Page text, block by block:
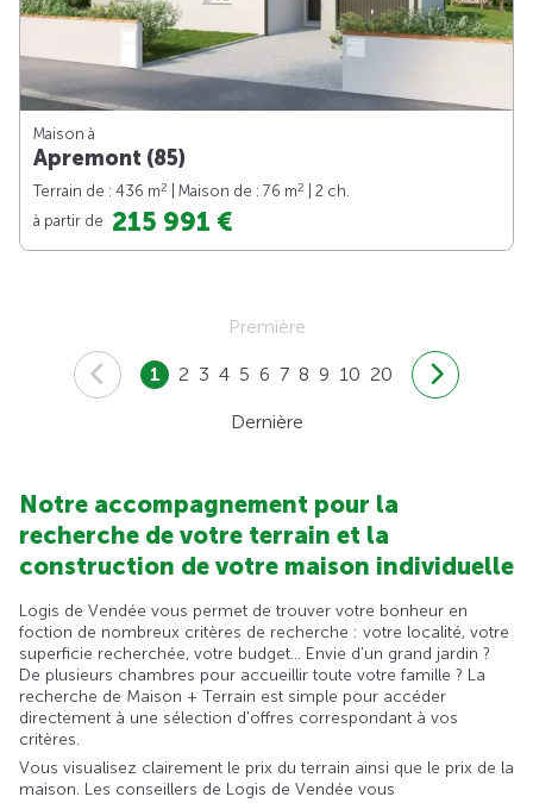
Maison à
Apremont (85)
Terrain de : 436 m2 | Maison de : 76 m2
| 2 ch.
à partir de 215 991 €
Première
1 2 3 4 5 6 7 8 9 10 20
Dernière
Notre accompagnement pour la
recherche de votre terrain et la
construction de votre maison individuelle
Logis de Vendée vous permet de trouver votre bonheur en
foction de nombreux critères de recherche : votre localité, votre
superficie recherchée, votre budget... Envie d'un grand jardin ?
De plusieurs chambres pour accueillir toute votre famille ? La
recherche de Maison + Terrain est simple pour accéder
directement à une sélection d'offres correspondant à vos
critères.
Vous visualisez clairement le prix du terrain ainsi que le prix de la
maison. Les conseillers de Logis de Vendée vous